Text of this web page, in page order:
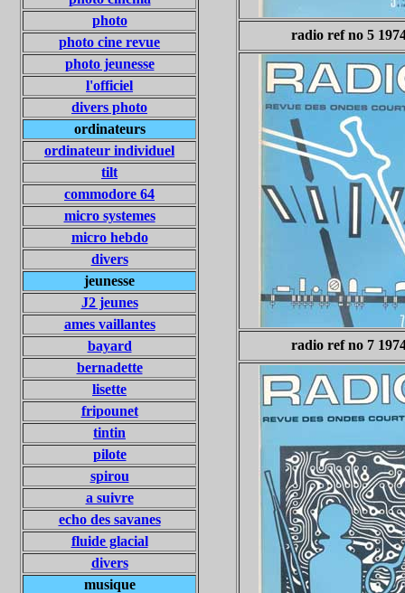
radio ref no 5
radio ref no 7
photo
photo cine revue
photo jeunesse
l'officiel
divers photo
ordinateurs
ordinateur individuel
tilt
commodore 64
micro systemes
micro hebdo
divers
jeunesse
J2 jeunes
ames vaillantes
bayard
bernadette
lisette
fripounet
tintin
pilote
spirou
a suivre
echo des savanes
fluide glacial
divers
musique